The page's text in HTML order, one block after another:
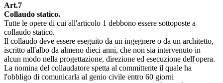
Art.7
Collaudo statico.
Tutte le opere di cui all'articolo 1 debbono essere sottoposte a
collaudo statico.
Il collaudo deve essere eseguito da un ingegnere o da un architetto,
iscritto all'albo da almeno dieci anni, che non sia intervenuto in
alcun modo nella progettazione, direzione ed esecuzione dell'opera.
La nomina del collaudatore spetta al committente il quale ha
l'obbligo di comunicarla al genio civile entro 60 giorni